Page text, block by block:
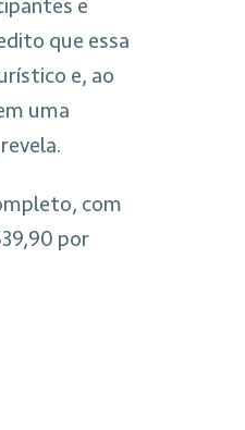
e
que essa
e, ao
uma
com
por